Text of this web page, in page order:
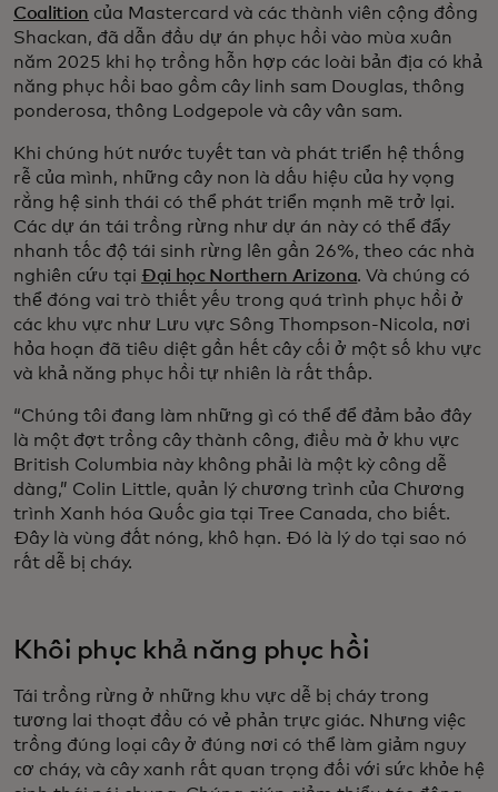
Coalition của Mastercard và các thành viên cộng đồng
Shackan, đã dẫn đầu dự án phục hồi vào mùa xuân
năm 2025 khi họ trồng hỗn hợp các loài bản địa có khả
năng phục hồi bao gồm cây linh sam Douglas, thông
ponderosa, thông Lodgepole và cây vân sam.
Khi chúng hút nước tuyết tan và phát triển hệ thống
rễ của mình, những cây non là dấu hiệu của hy vọng
rằng hệ sinh thái có thể phát triển mạnh mẽ trở lại.
Các dự án tái trồng rừng như dự án này có thể đẩy
nhanh tốc độ tái sinh rừng lên gần 26%, theo các nhà
nghiên cứu tại Đại học Northern Arizona. Và chúng có
thể đóng vai trò thiết yếu trong quá trình phục hồi ở
các khu vực như Lưu vực Sông Thompson-Nicola, nơi
hỏa hoạn đã tiêu diệt gần hết cây cối ở một số khu vực
và khả năng phục hồi tự nhiên là rất thấp.
“Chúng tôi đang làm những gì có thể để đảm bảo đây
là một đợt trồng cây thành công, điều mà ở khu vực
British Columbia này không phải là một kỳ công dễ
dàng,” Colin Little, quản lý chương trình của Chương
trình Xanh hóa Quốc gia tại Tree Canada, cho biết.
Đây là vùng đất nóng, khô hạn. Đó là lý do tại sao nó
rất dễ bị cháy.
Khôi phục khả năng phục hồi
Tái trồng rừng ở những khu vực dễ bị cháy trong
tương lai thoạt đầu có vẻ phản trực giác. Nhưng việc
trồng đúng loại cây ở đúng nơi có thể làm giảm nguy
cơ cháy, và cây xanh rất quan trọng đối với sức khỏe hệ